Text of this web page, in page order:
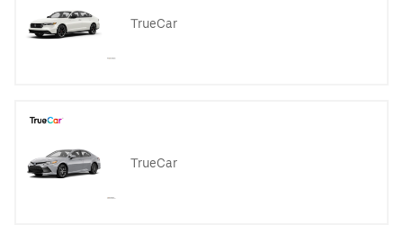
TrueCar
TrueCar